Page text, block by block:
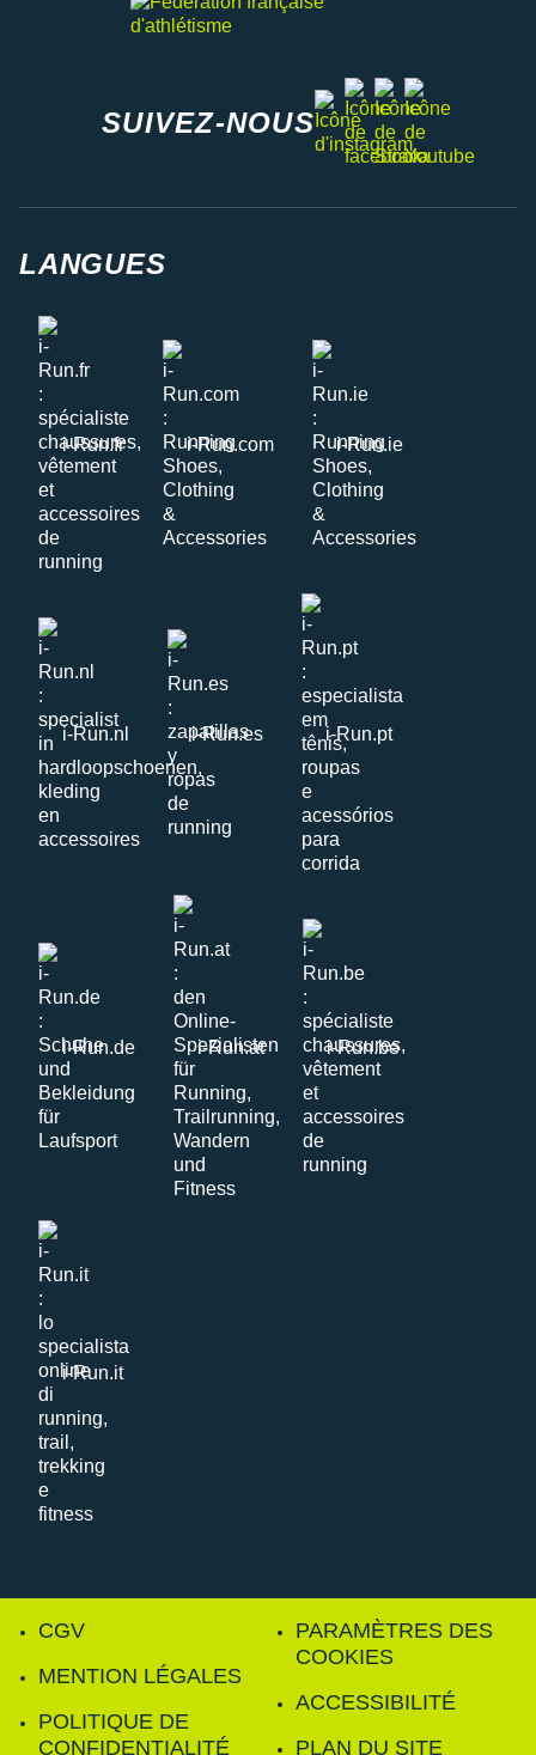
SUIVEZ-NOUS
instagram
facebook
stravayoutube
LANGUES
i-Run.fr i-Run.com i-Run.ie
i-Run.nl i-Run.es i-Run.pt
i-Run.de i-Run.at i-Run.be
i-Run.it
CGV
MENTION LÉGALES
POLITIQUE DE
CONFIDENTIALITÉ
PARAMÈTRES DES
COOKIES
ACCESSIBILITÉ
PLAN DU SITE